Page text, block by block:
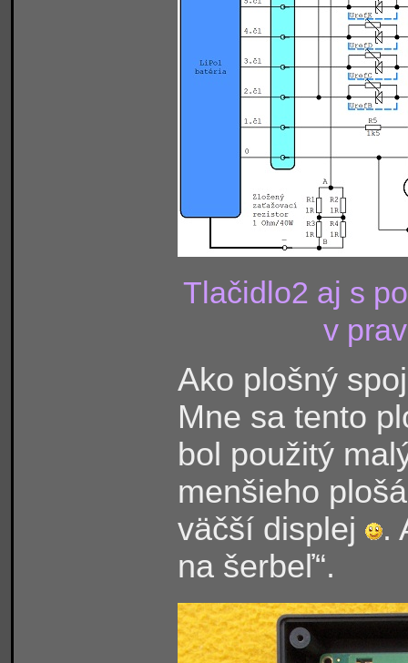
Tlačidlo2 aj s
v
Ako plošný
Mne sa tento
bol použitý
menšieho
väčší displej
.
na šerbeľ“.